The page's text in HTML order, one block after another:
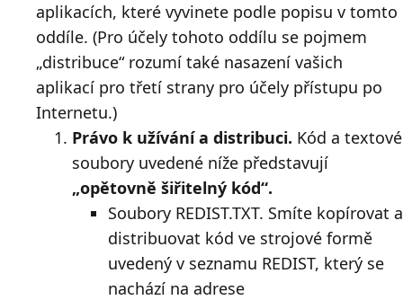
aplikacích, které vyvinete podle popisu v tomto
oddíle. (Pro účely tohoto oddílu se pojmem
„distribuce“ rozumí také nasazení vašich
aplikací pro třetí strany pro účely přístupu po
Internetu.)
Právo k užívání a distribuci. Kód a textové
soubory uvedené níže představují
„opětovně šiřitelný kód“.
Soubory REDIST.TXT. Smíte kopírovat a
distribuovat kód ve strojové formě
uvedený v seznamu REDIST, který se
nachází na adrese